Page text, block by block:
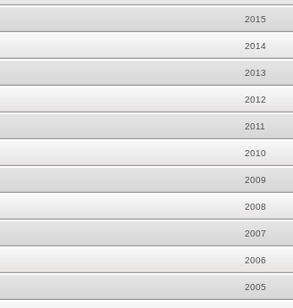
2015
2014
2013
2012
2011
2010
2009
2008
2007
2006
2005